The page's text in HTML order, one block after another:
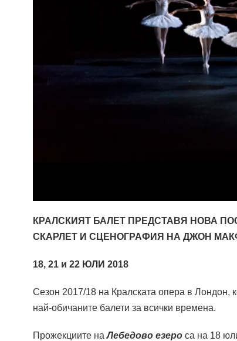
КРАЛСКИЯТ БАЛЕТ ПРЕДСТАВЯ НОВА
СКАРЛЕТ И СЦЕНОГРАФИЯ НА ДЖОН
18, 21 и 22 ЮЛИ 2018
Сезон 2017/18 на Кралската опера в
най-обичаните балети за всички времена.
Прожекциите наЛебедово езеро са на 18